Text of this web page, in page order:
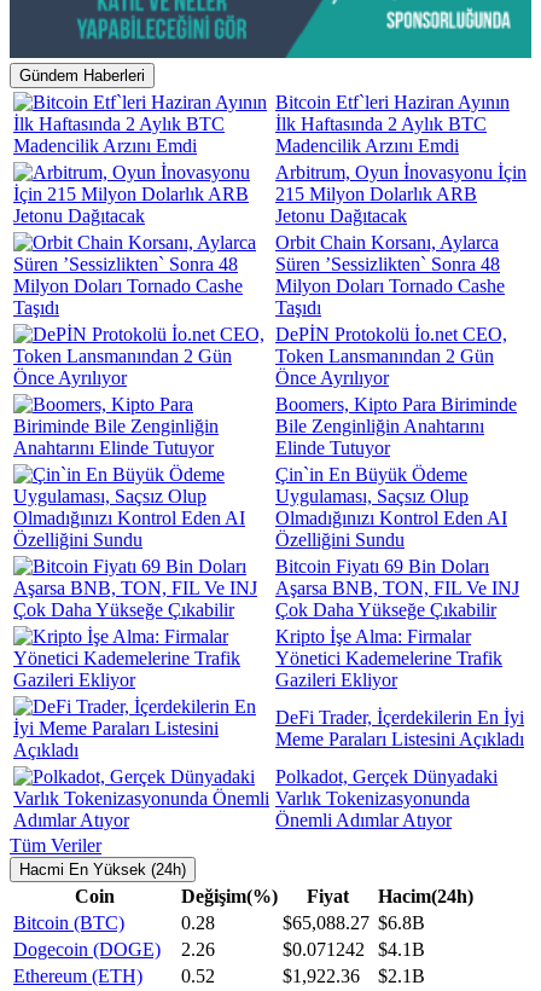
Gündem Haberleri
Bitcoin Etf`leri Haziran Ayının
İlk Haftasında 2 Aylık BTC
Madencilik Arzını Emdi
Arbitrum, Oyun İnovasyonu İçin
215 Milyon Dolarlık ARB
Jetonu Dağıtacak
Orbit Chain Korsanı, Aylarca
Süren ’Sessizlikten` Sonra 48
Milyon Doları Tornado Cashe
Taşıdı
DePİN Protokolü İo.net CEO,
Token Lansmanından 2 Gün
Önce Ayrılıyor
Boomers, Kipto Para Biriminde
Bile Zenginliğin Anahtarını
Elinde Tutuyor
Çin`in En Büyük Ödeme
Uygulaması, Saçsız Olup
Olmadığınızı Kontrol Eden AI
Özelliğini Sundu
Bitcoin Fiyatı 69 Bin Doları
Aşarsa BNB, TON, FIL Ve INJ
Çok Daha Yükseğe Çıkabilir
Kripto İşe Alma: Firmalar
Yönetici Kademelerine Trafik
Gazileri Ekliyor
DeFi Trader, İçerdekilerin En İyi
Meme Paraları Listesini Açıkladı
Polkadot, Gerçek Dünyadaki
Varlık Tokenizasyonunda
Önemli Adımlar Atıyor
Tüm Veriler
Hacmi En Yüksek (24h)
Coin Değişim(%) Fiyat
Hacim(24h)
Bitcoin (BTC)
0.28 $65,088.27 $6.8B
Dogecoin (DOGE)
2.26 $0.071242
$4.1B
Ethereum (ETH)
0.52 $1,922.36
$2.1B